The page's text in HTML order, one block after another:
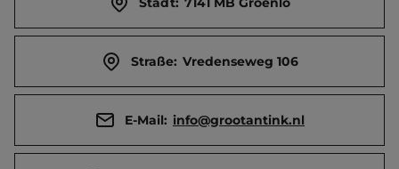
Straße: Vredenseweg 106
E-Mail: info@grootantink.nl